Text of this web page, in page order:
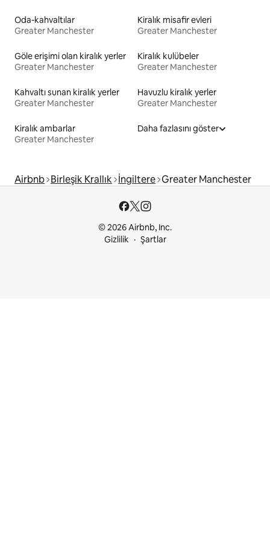
Oda-kahvaltılar
Greater Manchester
Kiralık misafir evleri
Greater Manchester
Göle erişimi olan kiralık yerler
Greater Manchester
Kiralık kulübeler
Greater Manchester
Kahvaltı sunan kiralık yerler
Greater Manchester
Havuzlu kiralık yerler
Greater Manchester
Kiralık ambarlar
Greater Manchester
Daha fazlasını göster
Airbnb Birleşik Krallık İngiltere Greater Manchester
© 2026 Airbnb, Inc.
Gizlilik
Şartlar